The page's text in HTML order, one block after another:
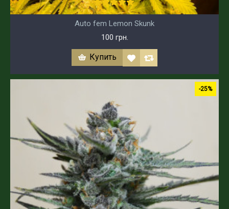
Auto fem Lemon Skunk
100 грн.
Купить
-25%